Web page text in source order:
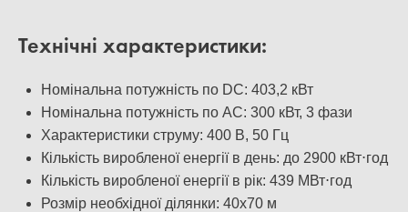
Технічні характеристики:
Номінальна потужність по DC: 403,2 кВт
Номінальна потужність по АС: 300 кВт, 3 фази
Характеристики струму: 400 В, 50 Гц
Кількість виробленої енергії в день: до 2900 кВт⋅год
Кількість виробленої енергії в рік: 439 МВт⋅год
Розмір необхідної ділянки: 40х70 м